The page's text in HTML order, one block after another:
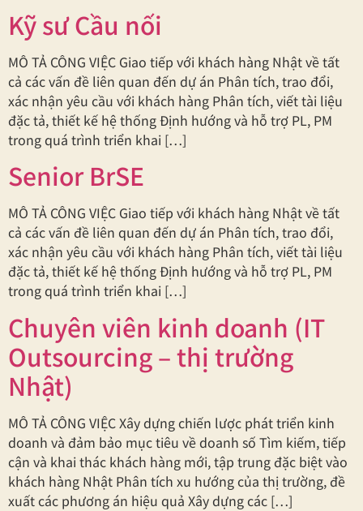
Kỹ sư Cầu nối
MÔ TẢ CÔNG VIỆC Giao tiếp với khách hàng Nhật về tất
cả các vấn đề liên quan đến dự án Phân tích, trao đổi,
xác nhận yêu cầu với khách hàng Phân tích, viết tài liệu
đặc tả, thiết kế hệ thống Định hướng và hỗ trợ PL, PM
trong quá trình triển khai […]
Senior BrSE
MÔ TẢ CÔNG VIỆC Giao tiếp với khách hàng Nhật về tất
cả các vấn đề liên quan đến dự án Phân tích, trao đổi,
xác nhận yêu cầu với khách hàng Phân tích, viết tài liệu
đặc tả, thiết kế hệ thống Định hướng và hỗ trợ PL, PM
trong quá trình triển khai […]
Chuyên viên kinh doanh (IT
Outsourcing – thị trường
Nhật)
MÔ TẢ CÔNG VIỆC Xây dựng chiến lược phát triển kinh
doanh và đảm bảo mục tiêu về doanh số Tìm kiếm, tiếp
cận và khai thác khách hàng mới, tập trung đặc biệt vào
khách hàng Nhật Phân tích xu hướng của thị trường, đề
xuất các phương án hiệu quả Xây dựng các […]